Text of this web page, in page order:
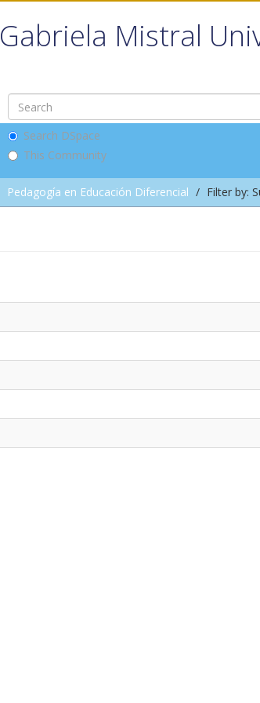
Gabriela Mistral
Search DSpace
This Community
Pedagogía en Educación Diferencial Filter by: